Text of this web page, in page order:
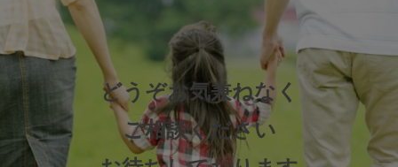
どうぞお気兼ねなく
ご相談ください